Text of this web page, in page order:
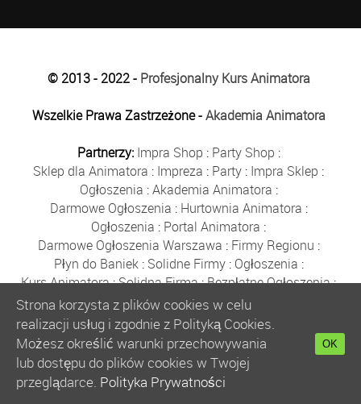
© 2013 - 2022 - Profesjonalny Kurs Animatora
Wszelkie Prawa Zastrzeżone -Akademia Animatora
Partnerzy: Impra Shop : Party Shop :
Sklep dla Animatora : Impreza : Party : Impra Sklep :
Ogłoszenia :Akademia Animatora :
Darmowe Ogłoszenia : Hurtownia Animatora :
Ogłoszenia : Portal Animatora :
Darmowe Ogłoszenia Warszawa : Firmy Regionu :
Płyn do Baniek: Solidne Firmy: Ogłoszenia :
Kurs Animatora:Solidna Firma:Bezpłatne Ogłoszenia:
Animator Czasu Wolnego:
Bezpłatne Ogłoszenia Warszawa:sklep animatora
Bańki Mydlane:Bezpłatne Ogłoszenia
Szkolenie Animatorów:Kurs Animatora
:
Kurs Animatora Warszawa :Rumia
Kurs Animatora Poznań:
Strona korzysta z plików cookies w celu
realizacji usług i zgodnie z Polityką Cookies.
Możesz określić warunki przechowywania
lub dostępu do plików cookies w Twojej
przeglądarce. Polityka Prywatności
OK